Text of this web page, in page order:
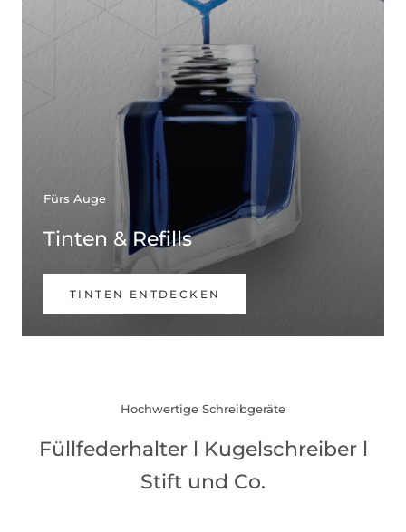
Fürs Auge
Tinten & Refills
TINTEN ENTDECKEN
Hochwertige Schreibgeräte
Füllfederhalter l Kugelschreiber l
Stift und Co.